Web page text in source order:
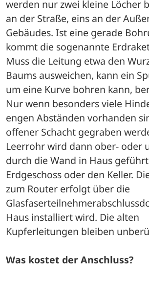
werden nur zwei kleine Löcher
an der Straße, eins an der
Gebäudes. Ist eine gerade
kommt die sogenannte
Muss die Leitung etwa den
Baums ausweichen, kann ein
um eine Kurve bohren kann,
Nur wenn besonders viele
engen Abständen vorhanden
offener Schacht gegraben
Leerrohr wird dann ober- oder
durch die Wand in Haus
Erdgeschoss oder den Keller.
zum Router erfolgt über die
Haus installiert wird. Die alten
Kupferleitungen bleiben
Was kostet der Anschluss?